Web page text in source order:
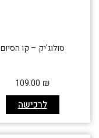
סולוג'יק – קו הסיום
לרכישה
109.00 ₪